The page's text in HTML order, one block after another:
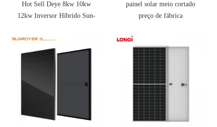
Hot Sell Deye 8kw 10kw
12kw Inversor Híbrido Sun-
Solar Trifásico 10kw
painel solar meio cortado
preço de fábrica